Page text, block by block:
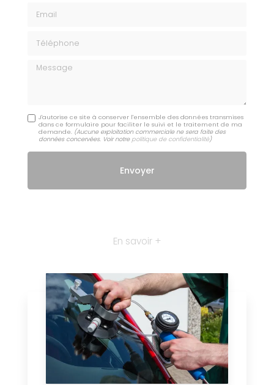
Message
J'autorise ce site à conserver l'ensemble des données transmises
dans ce formulaire pour faciliter le suivi et le traitement de ma
demande. (Aucune exploitation commerciale ne sera faite des
données concervées. Voir notre politique de confidentialité)
En savoir +